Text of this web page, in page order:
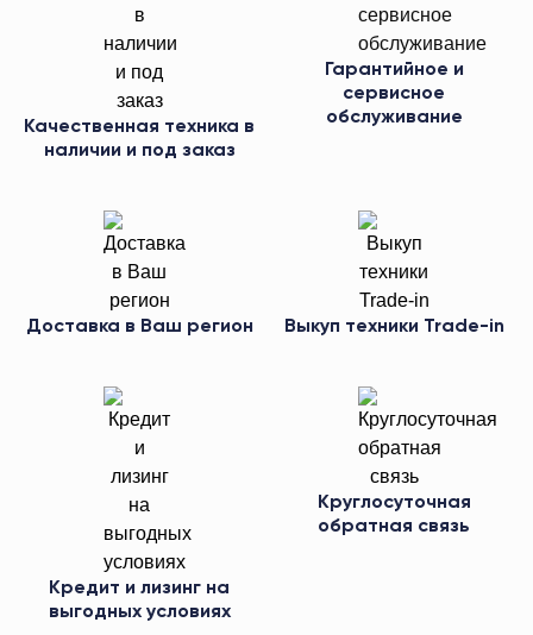
Качественная техника в
наличии и под заказ
Гарантийное и
сервисное
обслуживание
Доставка в Ваш регион Выкуп техники Trade-in
Кредит и лизинг на
выгодных условиях
Круглосуточная
обратная связь